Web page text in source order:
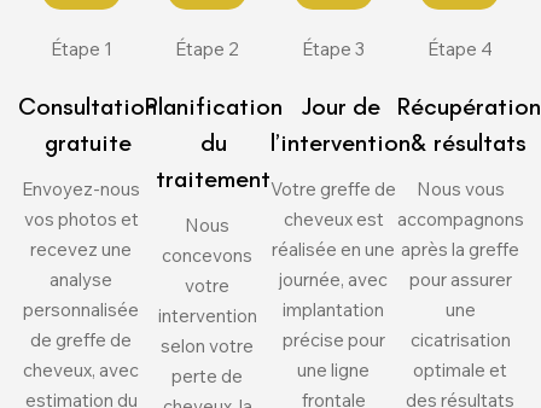
Étape 1
Consultation
gratuite
Envoyez-nous
vos photos et
recevez une
analyse
personnalisée
de greffe de
cheveux, avec
estimation du
Étape 2
Planification
du
traitement
Nous
concevons
votre
intervention
selon votre
perte de
Étape 3
Jour de
l’intervention
Votre greffe de
cheveux est
réalisée en une
journée, avec
implantation
précise pour
une ligne
frontale
Étape 4
Récupération
& résultats
Nous vous
accompagnons
après la greffe
pour assurer
une
cicatrisation
optimale et
des résultats